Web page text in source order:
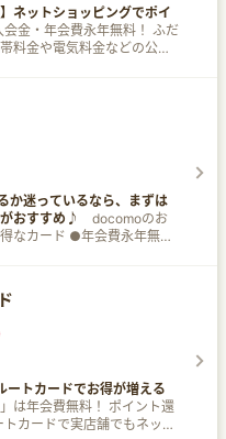
ギフトプレゼント c)学生限
分のVポイントPayギフト
飲食店でスマホのタッチ決
の上で、セブン-イレブン
のタッチ決済・
済（※3）で支払うと、最大
還元！（※5）（※6） ■業界
で即時発行が可能 （※7）
覧 セイコ
ブン、ポプラ、ミニストッ
ナルド、モスバーガー、ケ
ップ、エクセルシオール カ
、磁気取引は対象外です。
舗などでは、一部ポイント
ん。 ※1一定金額（原則1万
チ決済でなく、決済端末に
ただく場合がございます。
は、 タッチ決済分のポイン
支払っている場合、dカード
還元対象とはなりません！
回線のみ10%ポイント還元
5.0％還元 ※NISA口座以外で
は異なります。 ※家族カー
支払い方法を「dカード
、対象のドコモ利用料金の
税抜金額の10％還元！ ※1
を除くドコモケータイ料
くドコモ光ご利用料金をさ
代金分割支払金・各種手数料
ント進呈の対象外。 ※3 ド
ット＋5GB/月※ ※ahamoの
5GB／ahamo利用料金の支
定 ●対象のケータイ料金プ
モでんき Greenの電気料金
税抜金額の6％分のdポイン
ギガライト、ahamoなど ※
エネルギー発電促進賦課金
んき提供エリア：全国 ただ
ネットショッピングでポイ
金・年会費永年無料！ ふだ
料金や電気料金などの公共
見えず、あんしん・安全 タ
お買い物 マルイやマルイの
10%OFFセール 全国
・施設でおトクな特典 会員
イトからのご利用でポイン
害保険の補償内容が充実
ディ」、各地商業施設を運
株式会社エポスカードが発
か迷っているなら、まずは
おすすめ♪
docomoのお
年会費永年無料
カードに要設定 ●ドコモユ
でもdポイントが100円(税
●購入から1年間最大3万円
の事故につき15,000円の
の紛失や修理不能(水漏れ・
トアップモールやdカード特
100円(税込)ごとの1ポイン
イントが貯まる！ ●マツモ
ワーレコード、アディダス
ートカードでお得が増える
は年会費無料！ ポイント還
カードで実店舗でもネット